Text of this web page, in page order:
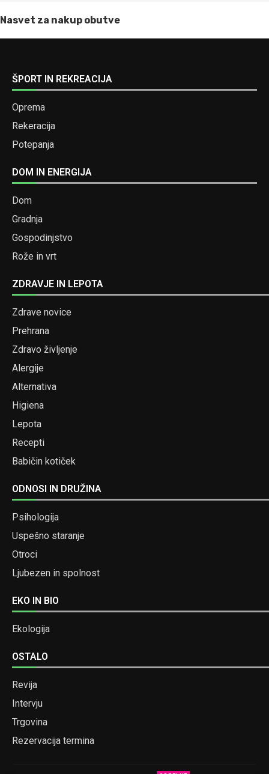
Nasvet za nakup obutve
ŠPORT IN REKREACIJA
Oprema
Rekeracija
Potepanja
DOM IN ENERGIJA
Dom
Gradnja
Gospodinjstvo
Rože in vrt
ZDRAVJE IN LEPOTA
Zdrave novice
Prehrana
Zdravo življenje
Alergije
Alternativa
Higiena
Lepota
Recepti
Babičin kotiček
ODNOSI IN DRUŽINA
Psihologija
Uspešno staranje
Otroci
Ljubezen in spolnost
EKO IN BIO
Ekologija
OSTALO
Revija
Intervju
Trgovina
Rezervacija termina